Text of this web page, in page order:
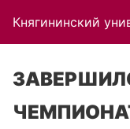
Княгининский